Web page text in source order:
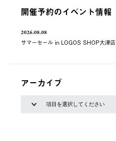
開催予約のイベント情報
2026.08.08
サマーセール in LOGOS SHOP大津店
アーカイブ